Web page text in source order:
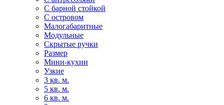
С барной стойкой
С островом
Малогабаритные
Модульные
Скрытые ручки
Размер
Мини-кухни
Узкие
3 кв. м.
5 кв. м.
6 кв. м.